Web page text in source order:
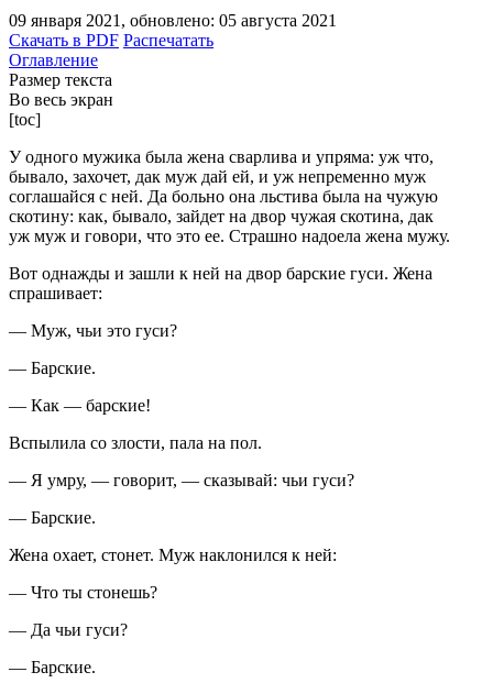
09 января 2021, обновлено: 05 августа 2021
Скачать в PDF Распечатать
Оглавление
Размер текста
Во весь экран
[toc]
У одного мужика была жена сварлива и упряма: уж что,
бывало, захочет, дак муж дай ей, и уж непременно муж
соглашайся с ней. Да больно она льстива была на чужую
скотину: как, бывало, зайдет на двор чужая скотина, дак
уж муж и говори, что это ее. Страшно надоела жена мужу.
Вот однажды и зашли к ней на двор барские гуси. Жена
спрашивает:
— Муж, чьи это гуси?
— Барские.
— Как — барские!
Вспылила со злости, пала на пол.
— Я умру, — говорит, — сказывай: чьи гуси?
— Барские.
Жена охает, стонет. Муж наклонился к ней:
— Что ты стонешь?
— Да чьи гуси?
— Барские.